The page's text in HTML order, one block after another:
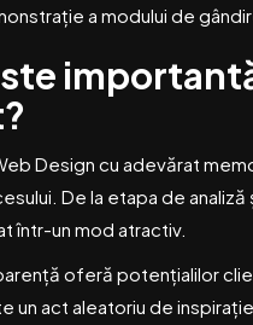
a modului de
Design cu adevărat
De la etapa de
într-un mod atractiv.
oferă potențialilor
un act aleatoriu de